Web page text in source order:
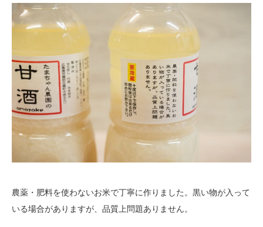
農薬・肥料を使わないお米で丁寧に作りました。黒い物が入って
いる場合がありますが、品質上問題ありません。